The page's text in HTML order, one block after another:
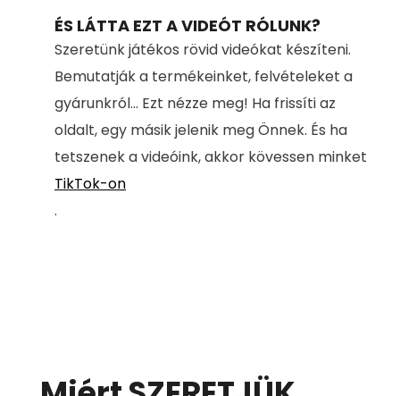
ÉS LÁTTA EZT A VIDEÓT RÓLUNK?
Szeretünk játékos rövid videókat készíteni.
Bemutatják a termékeinket, felvételeket a
gyárunkról... Ezt nézze meg! Ha frissíti az
oldalt, egy másik jelenik meg Önnek. És ha
tetszenek a videóink, akkor kövessen minket
TikTok-on
.